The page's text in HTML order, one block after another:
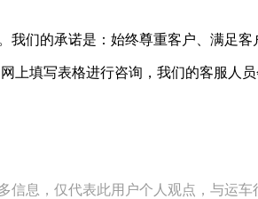
们的承诺是：始终尊重客户、满足
上填写表格进行咨询，我们的客服人
息，仅代表此用户个人观点，与运